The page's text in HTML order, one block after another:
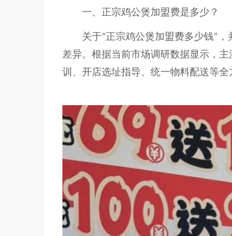
一、正宗鸡公煲加盟费是多少？
关于“正宗鸡公煲加盟费多少钱”
差异。根据当前市场调研数据显示，
训、开店选址指导、统一物料配送等全